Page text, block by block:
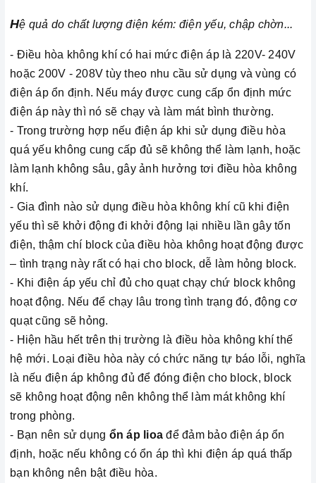
Hệ quả do chất lượng điện kém: điện yếu, chập chờn...
- Điều hòa không khí có hai mức điện áp là 220V- 240V
hoặc 200V - 208V tùy theo nhu cầu sử dụng và vùng có
điện áp ổn định. Nếu máy được cung cấp ổn định mức
điện áp này thì nó sẽ chạy và làm mát bình thường.
- Trong trường hợp nếu điện áp khi sử dụng điều hòa
quá yếu không cung cấp đủ sẽ không thể làm lạnh, hoặc
làm lạnh không sâu, gây ảnh hưởng tơi điều hòa không
khí.
- Gia đình nào sử dụng điều hòa không khí cũ khi điện
yếu thì sẽ khởi động đi khởi động lại nhiều lần gây tốn
điện, thậm chí block của điều hòa không hoạt động được
– tình trạng này rất có hại cho block, dễ làm hỏng block.
- Khi điện áp yếu chỉ đủ cho quạt chạy chứ block không
hoạt động. Nếu để chạy lâu trong tình trạng đó, động cơ
quạt cũng sẽ hỏng.
- Hiện hầu hết trên thị trường là điều hòa không khí thế
hệ mới. Loại điều hòa này có chức năng tự báo lỗi, nghĩa
là nếu điện áp không đủ để đóng điện cho block, block
sẽ không hoạt động nên không thể làm mát không khí
trong phòng.
- Bạn nên sử dụng ổn áp lioa để đảm bảo điện áp ổn
định, hoặc nếu không có ổn áp thì khi điện áp quá thấp
bạn không nên bật điều hòa.